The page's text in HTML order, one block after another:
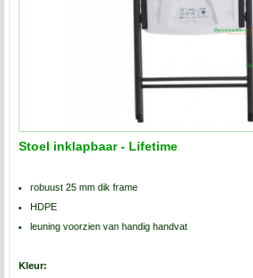
Stoel inklapbaar - Lifetime
robuust 25 mm dik frame
HDPE
leuning voorzien van handig handvat
Kleur: